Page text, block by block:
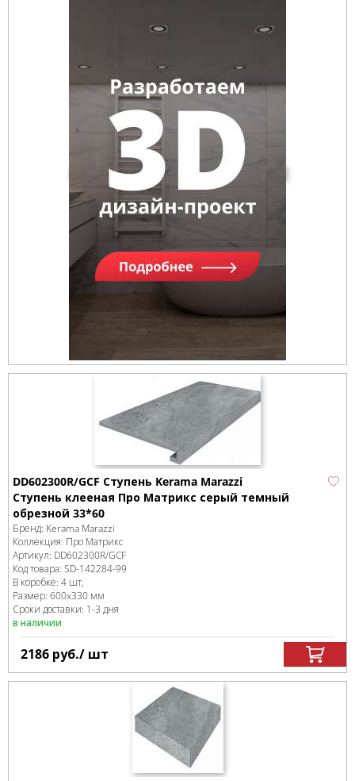
DD602300R/GCF Ступень Kerama Marazzi
Ступень клееная Про Матрикс серый темный
обрезной 33*60
Бренд: Kerama Marazzi
Коллекция: Про Матрикс
Артикул: DD602300R/GCF
Код товара: SD-142284-99
В коробке: 4 шт,
Размер: 600x330 мм
Сроки доставки: 1-3 дня
в наличии
2186 руб./ шт